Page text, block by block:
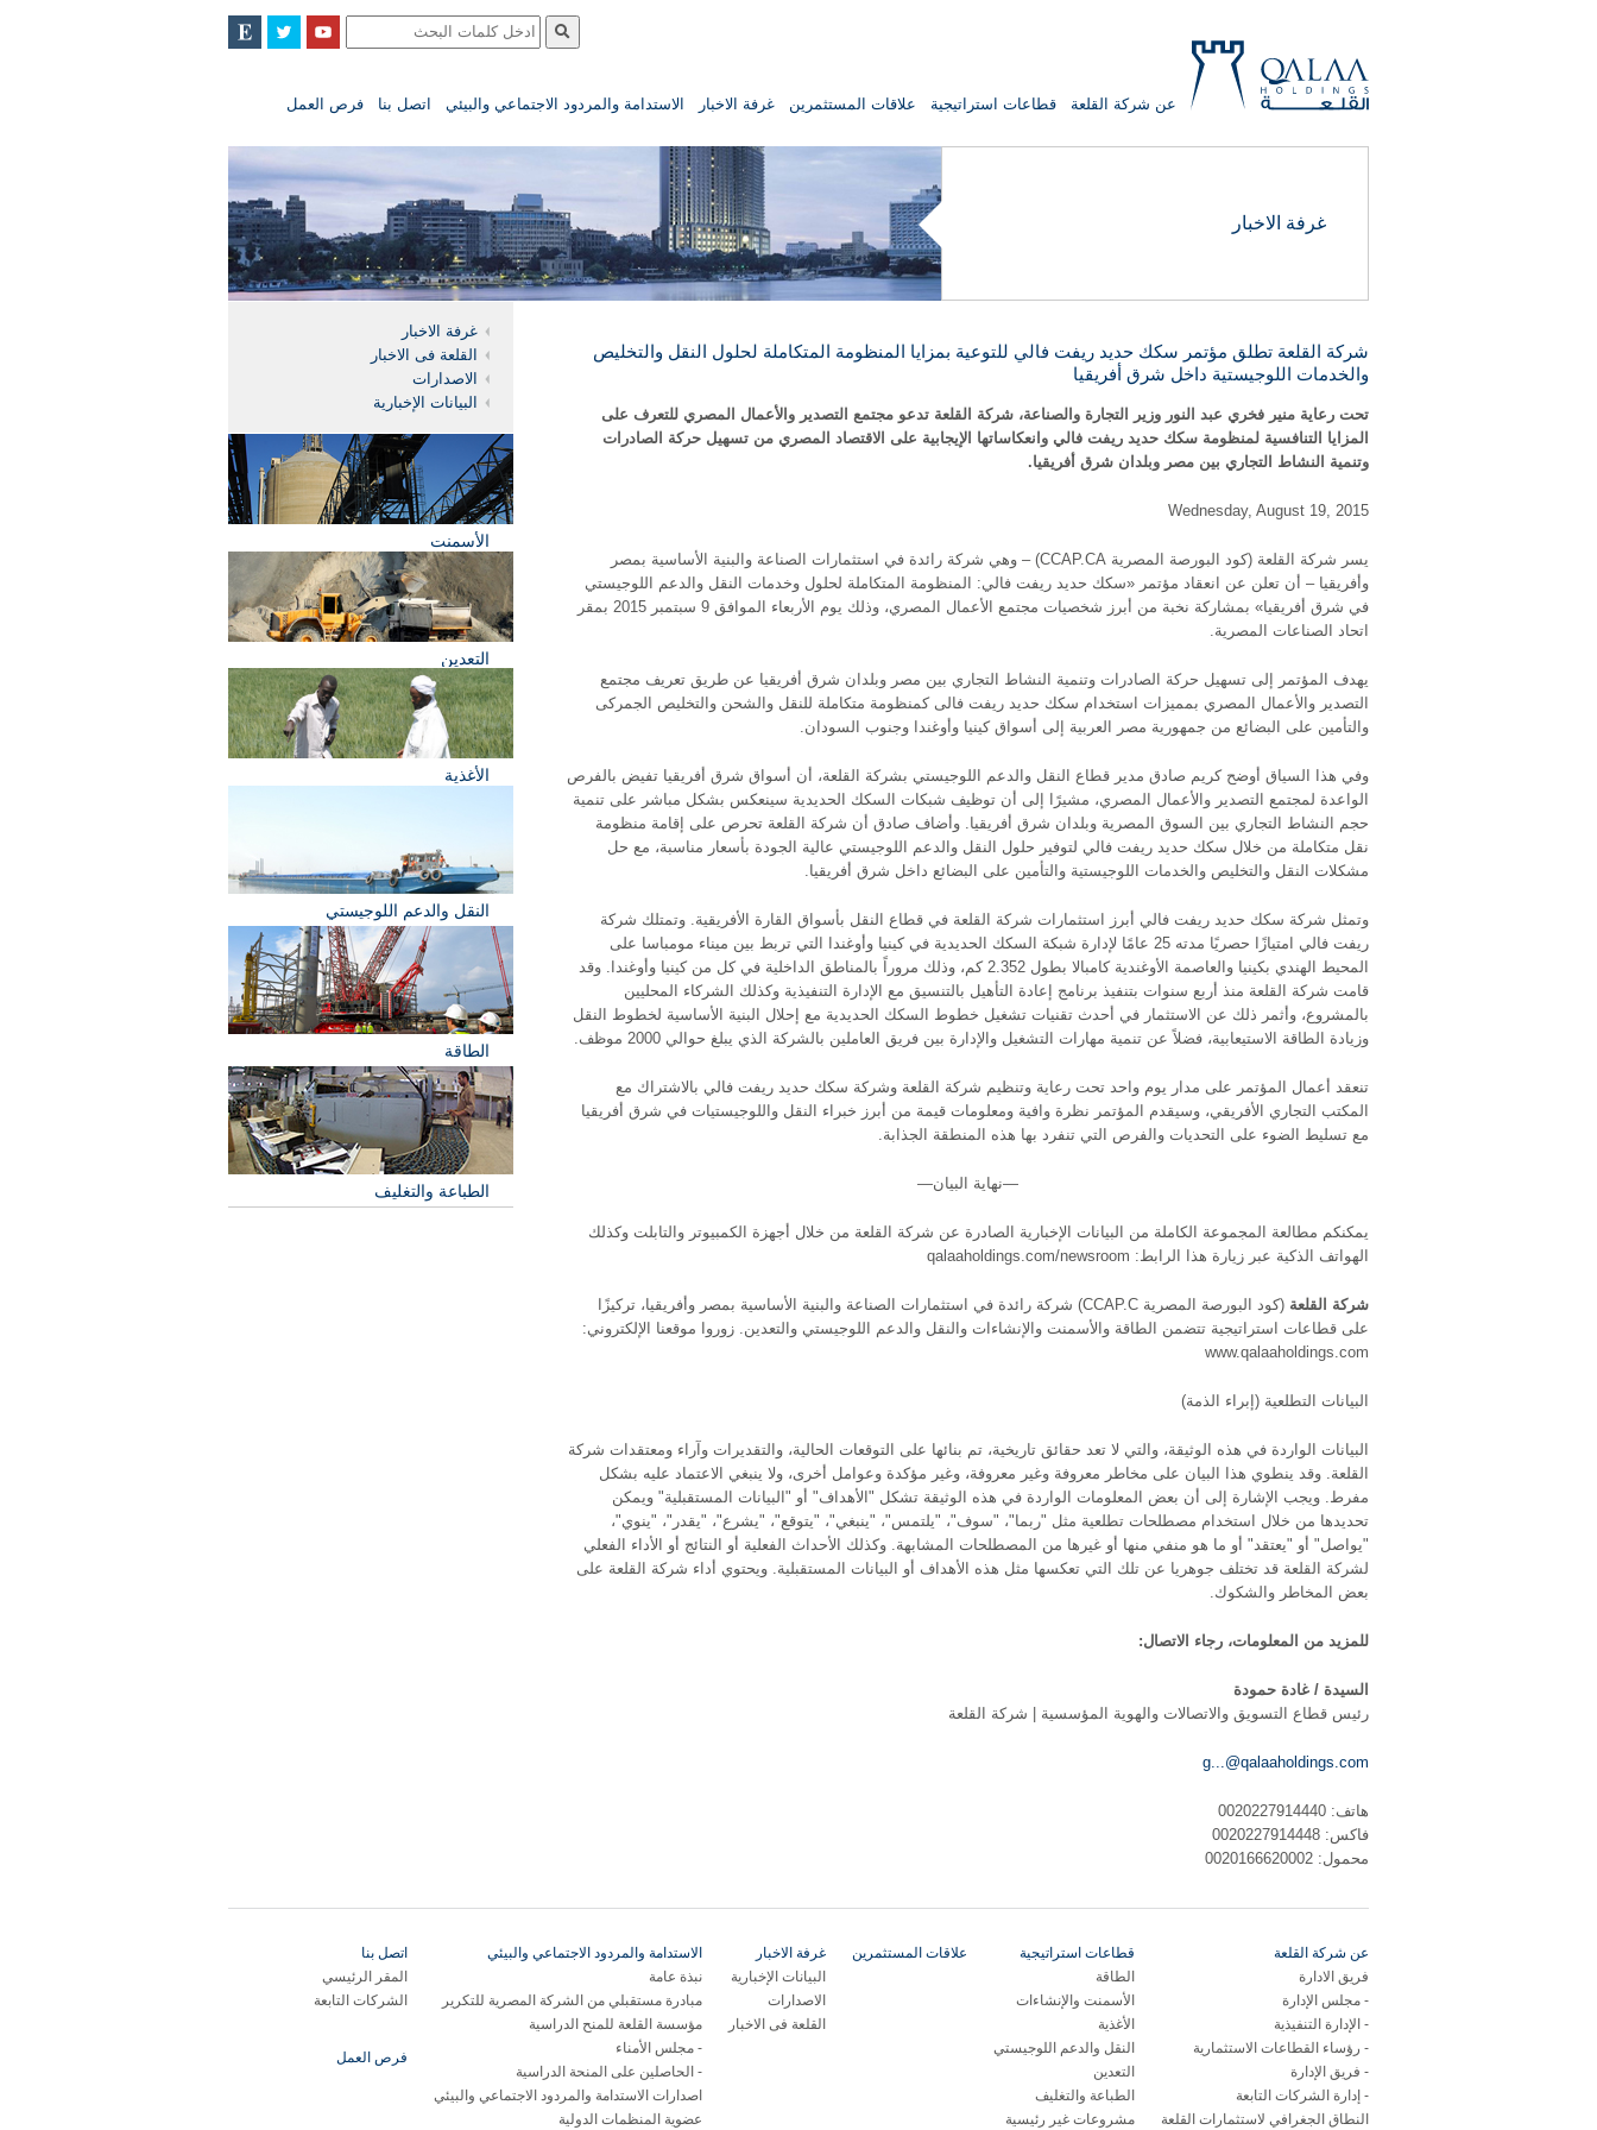
HOLDING
QALAA
HOLDINGS
عن شركة القلعة قطاعات استراتيجية علاقات المستثمرين غرفة الاخبار الاستدامة والمردود الاجتماعي والبيئي اتصل بنا فرص العمل
غرفة الاخبار
شركة القلعة تطلق مؤتمر سكك حديد ريفت فالي للتوعية بمزايا المنظومة المتكاملة لحلول النقل والتخلیص
والخدمات اللوجيستیة داخل شرق أفريقيا
تحت رعاية منير فخري عبد النور وزير التجارة والصناعة، شركة القلعة تدعو مجتمع التصدير والأعمال المصري للتعرف على
المزايا التنافسية لمنظومة سكك حديد ريفت فالي وانعكاساتها الإيجابية على الاقتصاد المصري من تسهيل حركة الصادرات
وتنمية النشاط التجاري بين مصر وبلدان شرق أفريقيا.
Wednesday, August 19, 2015
يسر شركة القلعة (كود البورصة المصرية CCAP.CA) – وهي شركة رائدة في استثمارات الصناعة والبنية الأساسية بمصر
وأفريقيا – أن تعلن عن انعقاد مؤتمر «سكك حديد ريفت فالي: المنظومة المتكاملة لحلول وخدمات النقل والدعم اللوجيستي
في شرق أفريقيا» بمشاركة نخبة من أبرز شخصيات مجتمع الأعمال المصري، وذلك يوم الأربعاء الموافق 9 سبتمبر 2015 بمقر
اتحاد الصناعات المصرية.
يهدف المؤتمر إلى تسهيل حركة الصادرات وتنمية النشاط التجاري بين مصر وبلدان شرق أفريقيا عن طريق تعريف مجتمع
التصدير والأعمال المصري بمميزات استخدام سكك حديد ريفت فالى كمنظومة متكاملة للنقل والشحن والتخليص الجمركى
والتأمين على البضائع من جمهورية مصر العربية إلى أسواق كينيا وأوغندا وجنوب السودان.
وفي هذا السياق أوضح كريم صادق مدير قطاع النقل والدعم اللوجيستي بشركة القلعة، أن أسواق شرق أفريقيا تفيض بالفرص
الواعدة لمجتمع التصدير والأعمال المصري، مشيرًا إلى أن توظيف شبكات السكك الحديدية سينعكس بشكل مباشر على تنمية
حجم النشاط التجاري بين السوق المصرية وبلدان شرق أفريقيا. وأضاف صادق أن شركة القلعة تحرص على إقامة منظومة
نقل متكاملة من خلال سكك حديد ريفت فالي لتوفير حلول النقل والدعم اللوجيستي عالية الجودة بأسعار مناسبة، مع حل
مشكلات النقل والتخليص والخدمات اللوجيستية والتأمين على البضائع داخل شرق أفريقيا.
وتمثل شركة سكك حديد ريفت فالي أبرز استثمارات شركة القلعة في قطاع النقل بأسواق القارة الأفريقية. وتمتلك شركة
ريفت فالي امتيازًا حصريًا مدته 25 عامًا لإدارة شبكة السكك الحديدية في كينيا وأوغندا التي تربط بين ميناء مومباسا على
المحيط الهندي بكينيا والعاصمة الأوغندية كامبالا بطول 2.352 كم، وذلك مروراً بالمناطق الداخلية في كل من كينيا وأوغندا. وقد
قامت شركة القلعة منذ أربع سنوات بتنفيذ برنامج إعادة التأهيل بالتنسيق مع الإدارة التنفيذية وكذلك الشركاء المحليين
بالمشروع، وأثمر ذلك عن الاستثمار في أحدث تقنيات تشغيل خطوط السكك الحديدية مع إحلال البنية الأساسية لخطوط النقل
وزيادة الطاقة الاستيعابية، فضلاً عن تنمية مهارات التشغيل والإدارة بين فريق العاملين بالشركة الذي يبلغ حوالي 2000 موظف.
تنعقد أعمال المؤتمر على مدار يوم واحد تحت رعاية وتنظيم شركة القلعة وشركة سكك حديد ريفت فالي بالاشتراك مع
المكتب التجاري الأفريقي، وسيقدم المؤتمر نظرة وافية ومعلومات قيمة من أبرز خبراء النقل واللوجيستيات في شرق أفريقيا
مع تسليط الضوء على التحديات والفرص التي تنفرد بها هذه المنطقة الجذابة.
—نهاية البيان—
يمكنكم مطالعة المجموعة الكاملة من البيانات الإخبارية الصادرة عن شركة القلعة من خلال أجهزة الكمبيوتر والتابلت وكذلك
الهواتف الذكية عبر زيارة هذا الرابط: qalaaholdings.com/newsroom
شركة القلعة
(كود البورصة المصرية CCAP.C) شركة رائدة في استثمارات الصناعة والبنية الأساسية بمصر وأفريقيا، تركيزًا
على قطاعات استراتيجية تتضمن الطاقة والأسمنت والإنشاءات والنقل والدعم اللوجيستي والتعدين. زوروا موقعنا الإلكتروني:
www.qalaaholdings.com
البيانات التطلعية (إبراء الذمة)
البيانات الواردة في هذه الوثيقة، والتي لا تعد حقائق تاريخية، تم بنائها على التوقعات الحالية، والتقديرات وآراء ومعتقدات شركة
القلعة. وقد ينطوي هذا البيان على مخاطر معروفة وغير معروفة، وغير مؤكدة وعوامل أخرى، ولا ينبغي الاعتماد عليه بشكل
مفرط. ويجب الإشارة إلى أن بعض المعلومات الواردة في هذه الوثيقة تشكل "الأهداف" أو "البيانات المستقبلية" ويمكن
تحديدها من خلال استخدام مصطلحات تطلعية مثل "ربما"، "سوف"، "يلتمس"، "ينبغي"، "يتوقع"، "يشرع"، "يقدر"، "ينوي"،
"يواصل" أو "يعتقد" أو ما هو منفي منها أو غيرها من المصطلحات المشابهة. وكذلك الأحداث الفعلية أو النتائج أو الأداء الفعلي
لشركة القلعة قد تختلف جوهريا عن تلك التي تعكسها مثل هذه الأهداف أو البيانات المستقبلية. ويحتوي أداء شركة القلعة على
بعض المخاطر والشكوك.
للمزيد من المعلومات، رجاء الاتصال:
السيدة / غادة حمودة
رئيس قطاع التسويق والاتصالات والهوية المؤسسية | شركة القلعة
g...@qalaaholdings.com
هاتف: 0020227914440
فاكس: 0020227914448
محمول: 0020166620002
غرفة الاخبار
القلعة فى الاخبار
الاصدارات
البيانات الإخبارية
الأسمنت
التعدين
الأغذية
النقل والدعم اللوجيستي
الطاقة
الطباعة والتغليف
عن شركة القلعة
فريق الادارة
مجلس الإدارة
الإدارة التنفيذية
رؤساء القطاعات الاستثمارية
فريق الإدارة
إدارة الشركات التابعة
النطاق الجغرافي لاستثمارات القلعة
قطاعات استراتيجية
الطاقة
الأسمنت والإنشاءات
الأغذية
النقل والدعم اللوجيستي
التعدين
الطباعة والتغليف
مشروعات غير رئيسية
علاقات المستثمرين
غرفة الاخبار
البيانات الإخبارية
الاصدارات
القلعة فى الاخبار
الاستدامة والمردود الاجتماعي والبيئي
نبذة عامة
مبادرة مستقبلي من الشركة المصرية للتكرير
مؤسسة القلعة للمنح الدراسية
مجلس الأمناء
الحاصلين على المنحة الدراسية
اصدارات الاستدامة والمردود الاجتماعي والبيئي
عضوية المنظمات الدولية
اتصل بنا
المقر الرئيسي
الشركات التابعة
فرص العمل